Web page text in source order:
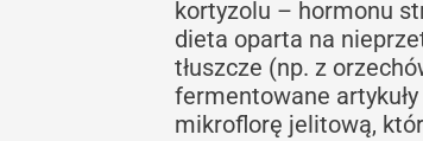
kortyzolu – hormonu
dieta oparta na
tłuszcze (np. z
fermentowane
mikroflorę jelitową,